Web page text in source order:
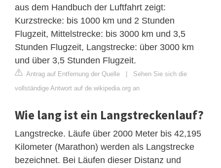
aus dem Handbuch der Luftfahrt zeigt:
Kurzstrecke: bis 1000 km und 2 Stunden
Flugzeit, Mittelstrecke: bis 3000 km und 3,5
Stunden Flugzeit, Langstrecke: über 3000 km
und über 3,5 Stunden Flugzeit.
Antrag auf Entfernung der Quelle
Sehen Sie sich die
vollständige Antwort auf de.wikipedia.org an
Wie lang ist ein Langstreckenlauf?
Langstrecke. Läufe über 2000 Meter bis 42,195
Kilometer (Marathon) werden als Langstrecke
bezeichnet. Bei Läufen dieser Distanz und